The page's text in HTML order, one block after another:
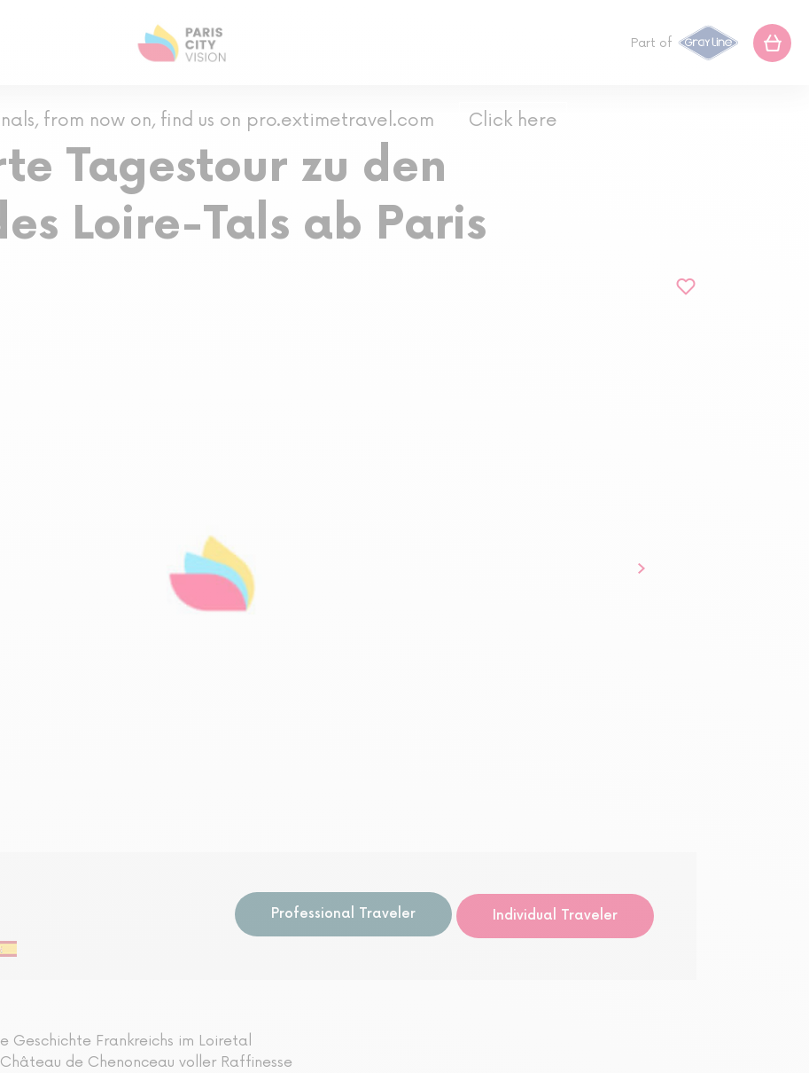
Part of
from now on, find us on pro.extimetravel.com Click here
Tagestour zu den
Loire-Tals ab Paris
Professional Traveler
Individual Traveler
Geschichte Frankreichs im Loiretal
de Chenonceau voller Raffinesse